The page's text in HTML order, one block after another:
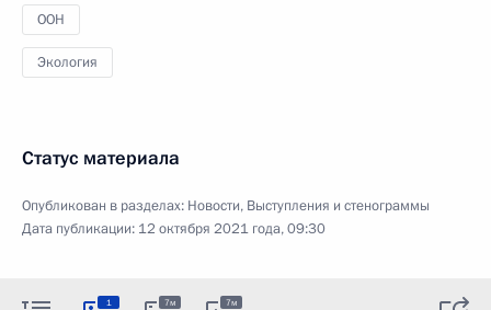
ООН
Экология
Статус материала
Опубликован в разделах: Новости, Выступления и стенограммы
Дата публикации: 12 октября 2021 года, 09:30
1 7м 7м